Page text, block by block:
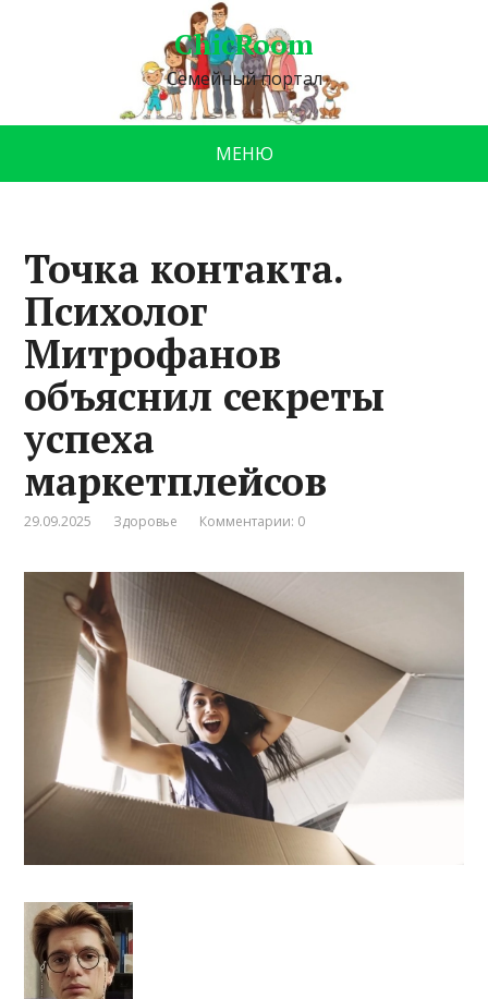
ChicRoom
Семейный портал
МЕНЮ
Точка контакта.
Психолог
Митрофанов
объяснил секреты
успеха
маркетплейсов
29.09.2025 Здоровье Комментарии: 0